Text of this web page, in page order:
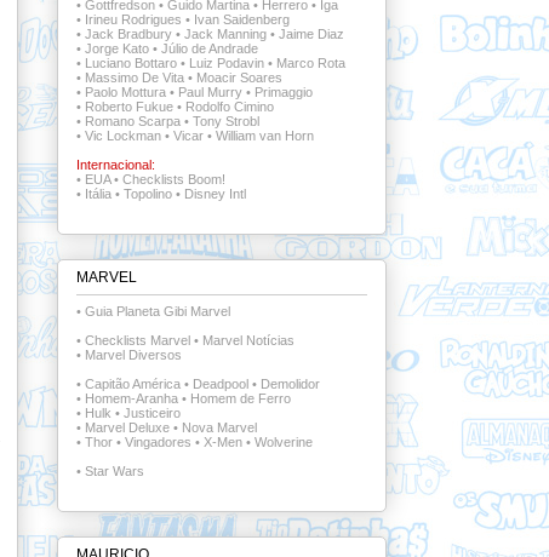
• Gottfredson • Guido Martina • Herrero• Iga
• Irineu Rodrigues • Ivan Saidenberg
• Jack Bradbury• Jack Manning• Jaime Diaz
• Jorge Kato• Júlio de Andrade
• Luciano Bottaro• Luiz Podavin• Marco Rota
• Massimo De Vita • Moacir Soares
• Paolo Mottura • Paul Murry • Primaggio
• Roberto Fukue • Rodolfo Cimino
• Romano Scarpa • Tony Strobl
• Vic Lockman• Vicar • William van Horn
Internacional:
• EUA • Checklists Boom!
• Itália • Topolino • Disney Intl
MARVEL
• Guia Planeta Gibi Marvel
• Checklists Marvel• Marvel Notícias
• Marvel Diversos
• Capitão América• Deadpool• Demolidor
• Homem-Aranha• Homem de Ferro
• Hulk • Justiceiro
• Marvel Deluxe• Nova Marvel
• Thor • Vingadores • X-Men• Wolverine
• Star Wars